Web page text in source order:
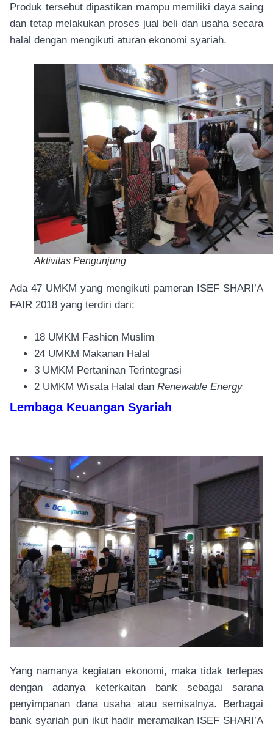
Produk tersebut dipastikan mampu memiliki daya saing
dan tetap melakukan proses jual beli dan usaha secara
halal dengan mengikuti aturan ekonomi syariah.
Aktivitas Pengunjung
Ada 47 UMKM yang mengikuti pameran ISEF SHARI’A
FAIR 2018 yang terdiri dari:
18 UMKM Fashion Muslim
24 UMKM Makanan Halal
3 UMKM Pertaninan Terintegrasi
2 UMKM Wisata Halal dan Renewable Energy
Lembaga Keuangan Syariah
Yang namanya kegiatan ekonomi, maka tidak terlepas
dengan adanya keterkaitan bank sebagai sarana
penyimpanan dana usaha atau semisalnya. Berbagai
bank syariah pun ikut hadir meramaikan ISEF SHARI’A